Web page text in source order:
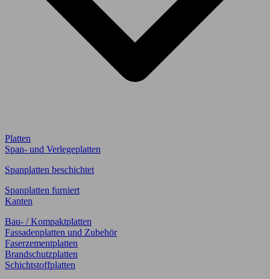
Platten
Span- und Verlegeplatten
Spanplatten beschichtet
Spanplatten furniert
Kanten
Bau- / Kompaktplatten
Fassadenplatten und Zubehör
Faserzementplatten
Brandschutzplatten
Schichtstoffplatten